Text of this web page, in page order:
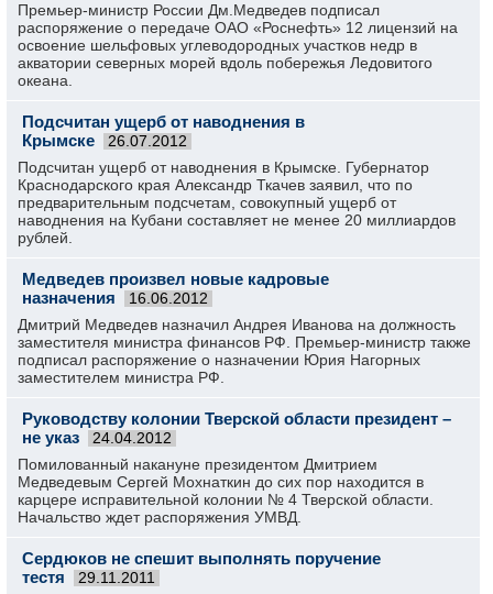
Премьер-министр России Дм.Медведев подписал
распоряжение о передаче ОАО «Роснефть» 12 лицензий на
освоение шельфовых углеводородных участков недр в
акватории северных морей вдоль побережья Ледовитого
океана.
Подсчитан ущерб от наводнения в
Крымске
26.07.2012
Подсчитан ущерб от наводнения в Крымске. Губернатор
Краснодарского края Александр Ткачев заявил, что по
предварительным подсчетам, совокупный ущерб от
наводнения на Кубани составляет не менее 20 миллиардов
рублей.
Медведев произвел новые кадровые
назначения
16.06.2012
Дмитрий Медведев назначил Андрея Иванова на должность
заместителя министра финансов РФ. Премьер-министр также
подписал распоряжение о назначении Юрия Нагорных
заместителем министра РФ.
Руководству колонии Тверской области президент –
не указ
24.04.2012
Помилованный накануне президентом Дмитрием
Медведевым Сергей Мохнаткин до сих пор находится в
карцере исправительной колонии № 4 Тверской области.
Начальство ждет распоряжения УМВД.
Сердюков не спешит выполнять поручение
тестя
29.11.2011